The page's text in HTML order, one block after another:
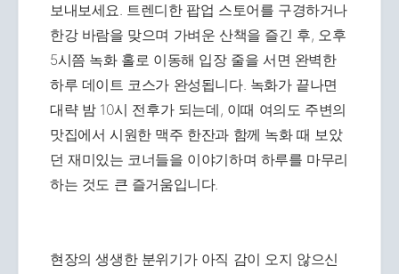
보내보세요. 트렌디한 팝업 스토어를 구경하거나
한강 바람을 맞으며 가벼운 산책을 즐긴 후, 오후
5시쯤 녹화 홀로 이동해 입장 줄을 서면 완벽한
하루 데이트 코스가 완성됩니다. 녹화가 끝나면
대략 밤 10시 전후가 되는데, 이때 여의도 주변의
맛집에서 시원한 맥주 한잔과 함께 녹화 때 보았
던 재미있는 코너들을 이야기하며 하루를 마무리
하는 것도 큰 즐거움입니다.
현장의 생생한 분위기가 아직 감이 오지 않으신